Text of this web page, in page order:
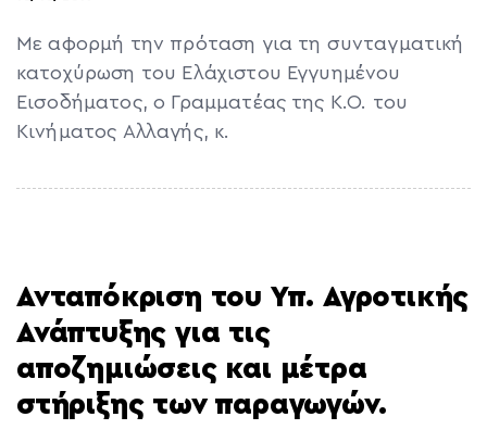
Με αφορμή την πρόταση για τη συνταγματική
κατοχύρωση του Ελάχιστου Εγγυημένου
Εισοδήματος, ο Γραμματέας της Κ.Ο. του
Κινήματος Αλλαγής, κ.
Ανταπόκριση του Υπ. Αγροτικής
Ανάπτυξης για τις
αποζημιώσεις και μέτρα
στήριξης των παραγωγών.